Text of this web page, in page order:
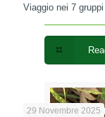
Viaggio nei 7
29 Novembre 2025